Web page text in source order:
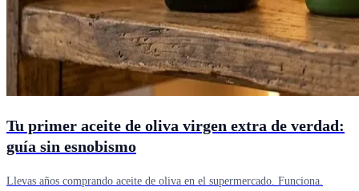
Tu primer aceite de oliva virgen extra de verdad:
guía sin esnobismo
Llevas años comprando aceite de oliva en el supermercado. Funciona.